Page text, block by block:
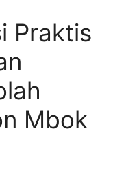
Praktis
Mbok